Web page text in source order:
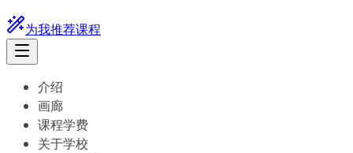
为我推荐课程
介绍
画廊
课程学费
关于学校